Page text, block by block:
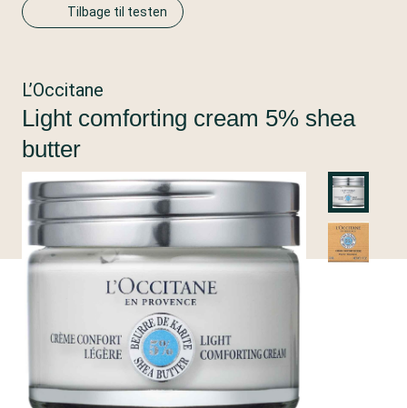
Tilbage til testen
L’Occitane
Light comforting cream 5% shea
butter